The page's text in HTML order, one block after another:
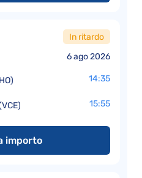
6 ago 2026
In ritardo
14:35
15:55
importo